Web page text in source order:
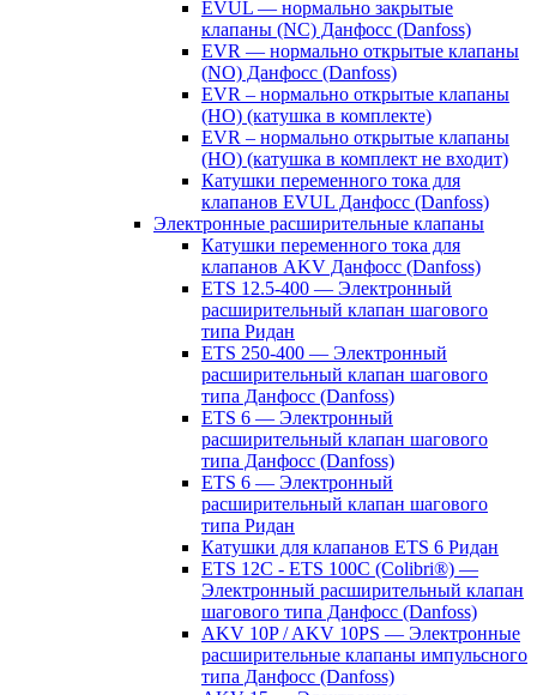
EVUL — нормально закрытые
клапаны (NC) Данфосс (Danfoss)
EVR — нормально открытые клапаны
(NO) Данфосс (Danfoss)
EVR – нормально открытые клапаны
(НО) (катушка в комплекте)
EVR – нормально открытые клапаны
(НО) (катушка в комплект не входит)
Катушки переменного тока для
клапанов EVUL Данфосс (Danfoss)
Электронные расширительные клапаны
Катушки переменного тока для
клапанов AKV Данфосс (Danfoss)
ETS 12.5-400 — Электронный
расширительный клапан шагового
типа Ридан
ETS 250-400 — Электронный
расширительный клапан шагового
типа Данфосс (Danfoss)
ETS 6 — Электронный
расширительный клапан шагового
типа Данфосс (Danfoss)
ETS 6 — Электронный
расширительный клапан шагового
типа Ридан
Катушки для клапанов ETS 6 Ридан
ETS 12C - ETS 100C (Colibri®) —
Электронный расширительный клапан
шагового типа Данфосс (Danfoss)
AKV 10P / AKV 10PS — Электронные
расширительные клапаны импульсного
типа Данфосс (Danfoss)